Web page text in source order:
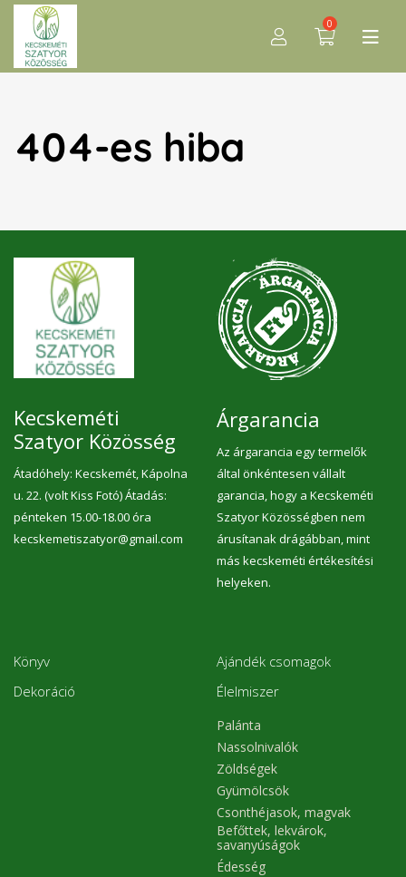
0
404-es hiba
Kecskeméti
Szatyor Közösség
Átadóhely: Kecskemét, Kápolna
u. 22. (volt Kiss Fotó) Átadás:
pénteken 15.00-18.00 óra
kecskemetiszatyor@gmail.com
Árgarancia
Az árgarancia egy termelők
által önkéntesen vállalt
garancia, hogy a Kecskeméti
Szatyor Közösségben nem
árusítanak drágábban, mint
más kecskeméti értékesítési
helyeken.
Könyv
Dekoráció
Ajándék csomagok
Élelmiszer
Palánta
Nassolnivalók
Zöldségek
Gyümölcsök
Csonthéjasok, magvak
Befőttek, lekvárok,
savanyúságok
Édesség